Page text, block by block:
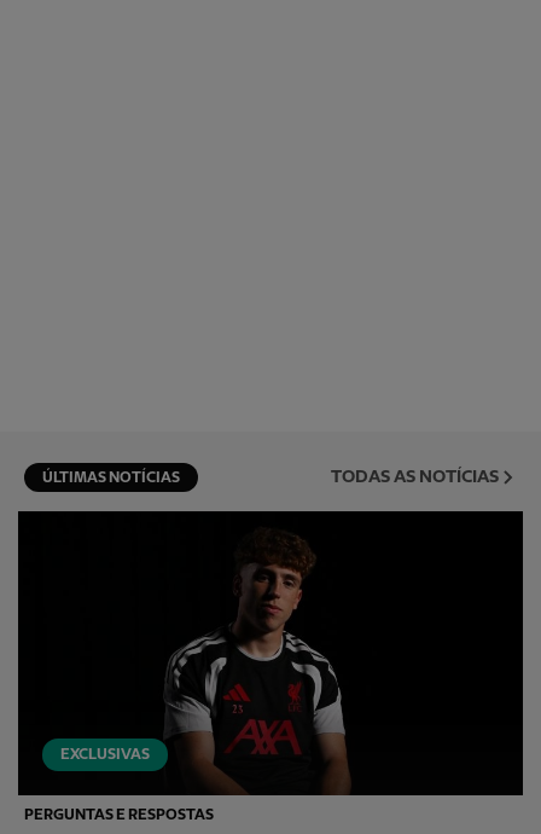
ÚLTIMAS NOTÍCIAS TODAS AS NOTÍCIAS
EXCLUSIVAS
PERGUNTAS E RESPOSTAS